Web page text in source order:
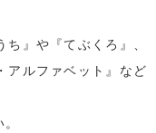
』や『てぶくろ』、
アルファベット』など